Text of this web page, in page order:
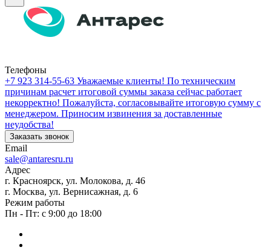
Телефоны
+7 923 314-55-63 Уважаемые клиенты! По техническим
причинам расчет итоговой суммы заказа сейчас работает
некорректно! Пожалуйста, согласовывайте итоговую сумму с
менеджером. Приносим извинения за доставленные
неудобства!
Заказать звонок
Email
sale@antaresru.ru
Адрес
г. Красноярск, ул. Молокова, д. 46
г. Москва, ул. Вернисажная, д. 6
Режим работы
Пн - Пт: с 9:00 до 18:00